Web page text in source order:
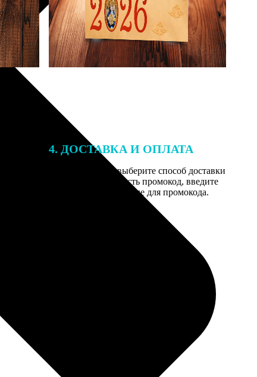
для
4. ДОСТАВКА И ОПЛАТА
Введите адрес и выберите способ доставки
заказа. Если у вас есть промокод, введите
его в специальное поле для промокода.